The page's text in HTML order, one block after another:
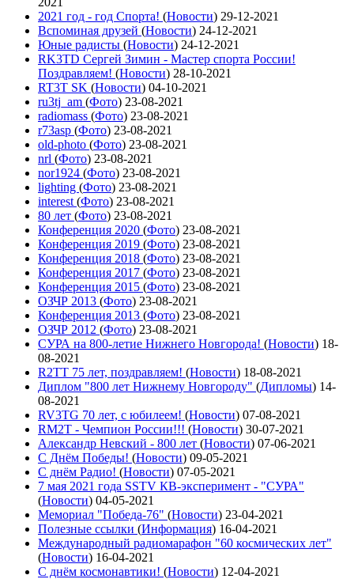
2021 год - год Cпорта! (Новости) 29-12-2021
Вспоминая друзей (Новости) 24-12-2021
Юные радисты (Новости) 24-12-2021
RK3TD Сергей Зимин - Мастер спорта России!
Поздравляем! (Новости) 28-10-2021
RT3T SK (Новости) 04-10-2021
ru3tj_am (Фото) 23-08-2021
radiomass (Фото) 23-08-2021
r73asp (Фото) 23-08-2021
old-photo (Фото) 23-08-2021
nrl (Фото) 23-08-2021
nor1924 (Фото) 23-08-2021
lighting (Фото) 23-08-2021
interest (Фото) 23-08-2021
80 лет (Фото) 23-08-2021
Конференция 2020 (Фото) 23-08-2021
Конференция 2019 (Фото) 23-08-2021
Конференция 2018 (Фото) 23-08-2021
Конференция 2017 (Фото) 23-08-2021
Конференция 2015 (Фото) 23-08-2021
ОЗЧР 2013 (Фото) 23-08-2021
Конференция 2013 (Фото) 23-08-2021
ОЗЧР 2012 (Фото) 23-08-2021
СУРА на 800-летие Нижнего Новгорода! (Новости) 18-
08-2021
R2TT 75 лет, поздравляем! (Новости) 18-08-2021
Диплом "800 лет Нижнему Новгороду" (Дипломы) 14-
08-2021
RV3TG 70 лет, с юбилеем! (Новости) 07-08-2021
RM2T - Чемпион России!!! (Новости) 30-07-2021
Александр Невский - 800 лет (Новости) 07-06-2021
С Днём Победы! (Новости) 09-05-2021
C днём Радио! (Новости) 07-05-2021
7 мая 2021 года SSTV КВ-эксперимент - "СУРА"
(Новости) 04-05-2021
Мемориал "Победа-76" (Новости) 23-04-2021
Полезные ссылки (Информация) 16-04-2021
Международный радиомарафон "60 космических лет"
(Новости) 16-04-2021
С днём космонавтики! (Новости) 12-04-2021